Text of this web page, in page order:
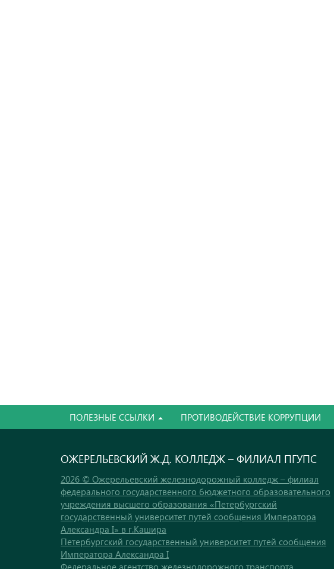
ПОЛЕЗНЫЕ ССЫЛКИ ПРОТИВОДЕЙСТВИЕ КОРРУПЦИИ
ОЖЕРЕЛЬЕВСКИЙ Ж.Д. КОЛЛЕДЖ – ФИЛИАЛ ПГУПС
2026 © Ожерельевский железнодорожный колледж – филиал
федерального государственного бюджетного образовательного
учреждения высшего образования «Петербургский
государственный университет путей сообщения Императора
Александра I» в г.Кашира
Петербургский государственный университет путей сообщения
Императора Александра I
Федеральное агентство железнодорожного транспорта